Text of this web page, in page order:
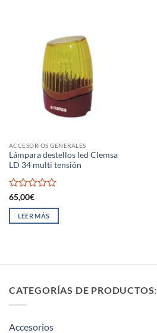
ACCESORIOS GENERALES
Lámpara destellos led Clemsa
LD 34 multi tensión
Valorado
con
de
65,00€
LEER MÁS
CATEGORÍAS DE PRODUCTOS:
Accesorios